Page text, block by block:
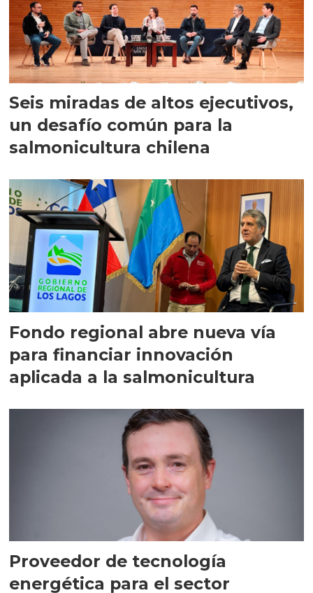
Seis miradas de altos ejecutivos,
un desafío común para la
salmonicultura chilena
Fondo regional abre nueva vía
para financiar innovación
aplicada a la salmonicultura
Proveedor de tecnología
energética para el sector